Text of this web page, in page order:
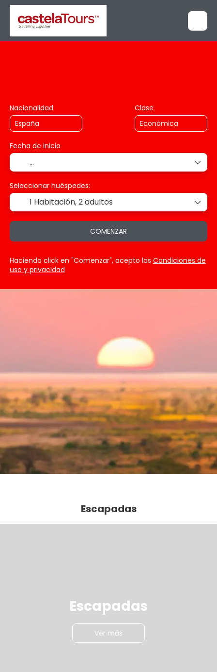
Nacionalidad Clase
Fecha de inicio
Seleccionar huéspedes:
1 Habitación,2 adultos
COMENZAR
Haciendo click en "Comenzar", acepto las Condiciones de
uso y privacidad
Escapadas
Escapadas
Ver más